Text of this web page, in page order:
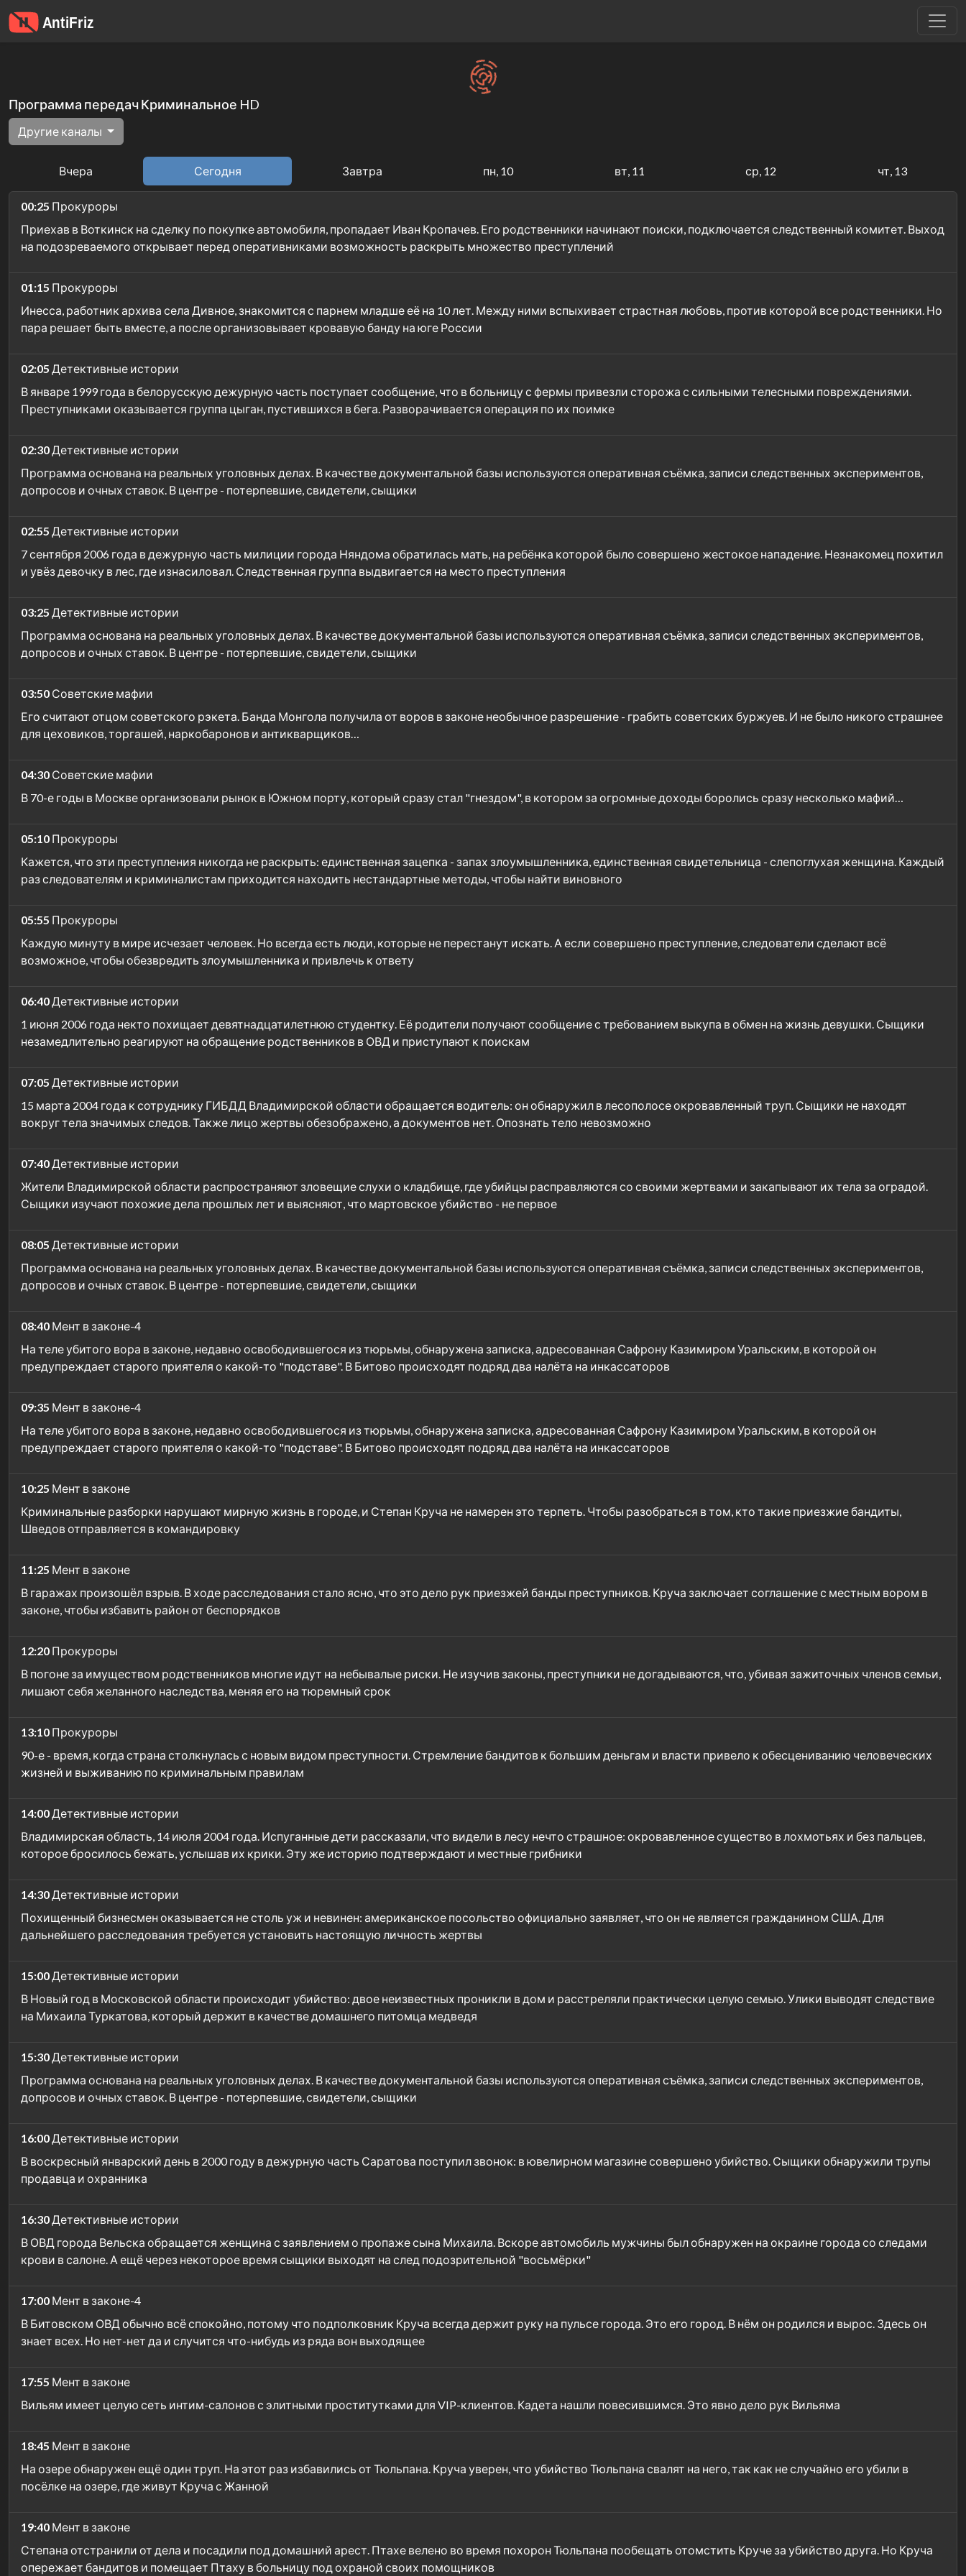
Программа передач Криминальное HD
Другие каналы
Вчера Сегодня Завтра пн, 10 вт, 11 ср, 12 чт, 13
00:25 Прокуроры
Приехав в Воткинск на сделку по покупке автомобиля, пропадает Иван Кропачев. Его родственники начинают поиски, подключается следственный комитет. Выход
на подозреваемого открывает перед оперативниками возможность раскрыть множество преступлений
01:15 Прокуроры
Инесса, работник архива села Дивное, знакомится с парнем младше её на 10 лет. Между ними вспыхивает страстная любовь, против которой все родственники. Но
пара решает быть вместе, а после организовывает кровавую банду на юге России
02:05 Детективные истории
В январе 1999 года в белорусскую дежурную часть поступает сообщение, что в больницу с фермы привезли сторожа с сильными телесными повреждениями.
Преступниками оказывается группа цыган, пустившихся в бега. Разворачивается операция по их поимке
02:30Детективные истории
Программа основана на реальных уголовных делах. В качестве документальной базы используются оперативная съёмка, записи следственных экспериментов,
допросов и очных ставок. В центре - потерпевшие, свидетели, сыщики
02:55 Детективные истории
7 сентября 2006 года в дежурную часть милиции города Няндома обратилась мать, на ребёнка которой было совершено жестокое нападение. Незнакомец похитил
и увёз девочку в лес, где изнасиловал. Следственная группа выдвигается на место преступления
03:25 Детективные истории
Программа основана на реальных уголовных делах. В качестве документальной базы используются оперативная съёмка, записи следственных экспериментов,
допросов и очных ставок. В центре - потерпевшие, свидетели, сыщики
03:50 Советские мафии
Его считают отцом советского рэкета. Банда Монгола получила от воров в законе необычное разрешение - грабить советских буржуев. И не было никого страшнее
для цеховиков, торгашей, наркобаронов и антикварщиков…
04:30 Советские мафии
В 70-е годы в Москве организовали рынок в Южном порту, который сразу стал "гнездом", в котором за огромные доходы боролись сразу несколько мафий…
05:10 Прокуроры
Кажется, что эти преступления никогда не раскрыть: единственная зацепка - запах злоумышленника, единственная свидетельница - слепоглухая женщина. Каждый
раз следователям и криминалистам приходится находить нестандартные методы, чтобы найти виновного
05:55 Прокуроры
Каждую минуту в мире исчезает человек. Но всегда есть люди, которые не перестанут искать. А если совершено преступление, следователи сделают всё
возможное, чтобы обезвредить злоумышленника и привлечь к ответу
06:40Детективные истории
1 июня 2006 года некто похищает девятнадцатилетнюю студентку. Её родители получают сообщение с требованием выкупа в обмен на жизнь девушки. Сыщики
незамедлительно реагируют на обращение родственников в ОВД и приступают к поискам
07:05 Детективные истории
15 марта 2004 года к сотруднику ГИБДД Владимирской области обращается водитель: он обнаружил в лесополосе окровавленный труп. Сыщики не находят
вокруг тела значимых следов. Также лицо жертвы обезображено, а документов нет. Опознать тело невозможно
07:40Детективные истории
Жители Владимирской области распространяют зловещие слухи о кладбище, где убийцы расправляются со своими жертвами и закапывают их тела за оградой.
Сыщики изучают похожие дела прошлых лет и выясняют, что мартовское убийство - не первое
08:05 Детективные истории
Программа основана на реальных уголовных делах. В качестве документальной базы используются оперативная съёмка, записи следственных экспериментов,
допросов и очных ставок. В центре - потерпевшие, свидетели, сыщики
08:40 Мент в законе-4
На теле убитого вора в законе, недавно освободившегося из тюрьмы, обнаружена записка, адресованная Сафрону Казимиром Уральским, в которой он
предупреждает старого приятеля о какой-то "подставе". В Битово происходят подряд два налёта на инкассаторов
09:35 Мент в законе-4
На теле убитого вора в законе, недавно освободившегося из тюрьмы, обнаружена записка, адресованная Сафрону Казимиром Уральским, в которой он
предупреждает старого приятеля о какой-то "подставе". В Битово происходят подряд два налёта на инкассаторов
10:25 Мент в законе
Криминальные разборки нарушают мирную жизнь в городе, и Степан Круча не намерен это терпеть. Чтобы разобраться в том, кто такие приезжие бандиты,
Шведов отправляется в командировку
11:25 Мент в законе
В гаражах произошёл взрыв. В ходе расследования стало ясно, что это дело рук приезжей банды преступников. Круча заключает соглашение с местным вором в
законе, чтобы избавить район от беспорядков
12:20 Прокуроры
В погоне за имуществом родственников многие идут на небывалые риски. Не изучив законы, преступники не догадываются, что, убивая зажиточных членов семьи,
лишают себя желанного наследства, меняя его на тюремный срок
13:10 Прокуроры
90-е - время, когда страна столкнулась с новым видом преступности. Стремление бандитов к большим деньгам и власти привело к обесцениванию человеческих
жизней и выживанию по криминальным правилам
14:00Детективные истории
Владимирская область, 14 июля 2004 года. Испуганные дети рассказали, что видели в лесу нечто страшное: окровавленное существо в лохмотьях и без пальцев,
которое бросилось бежать, услышав их крики. Эту же историю подтверждают и местные грибники
14:30Детективные истории
Похищенный бизнесмен оказывается не столь уж и невинен: американское посольство официально заявляет, что он не является гражданином США. Для
дальнейшего расследования требуется установить настоящую личность жертвы
15:00Детективные истории
В Новый год в Московской области происходит убийство: двое неизвестных проникли в дом и расстреляли практически целую семью. Улики выводят следствие
на Михаила Туркатова, который держит в качестве домашнего питомца медведя
15:30Детективные истории
Программа основана на реальных уголовных делах. В качестве документальной базы используются оперативная съёмка, записи следственных экспериментов,
допросов и очных ставок. В центре - потерпевшие, свидетели, сыщики
16:00Детективные истории
В воскресный январский день в 2000 году в дежурную часть Саратова поступил звонок: в ювелирном магазине совершено убийство. Сыщики обнаружили трупы
продавца и охранника
16:30Детективные истории
В ОВД города Вельска обращается женщина с заявлением о пропаже сына Михаила. Вскоре автомобиль мужчины был обнаружен на окраине города со следами
крови в салоне. А ещё через некоторое время сыщики выходят на след подозрительной "восьмёрки"
17:00 Мент в законе-4
В Битовском ОВД обычно всё спокойно, потому что подполковник Круча всегда держит руку на пульсе города. Это его город. В нём он родился и вырос. Здесь он
знает всех. Но нет-нет да и случится что-нибудь из ряда вон выходящее
17:55 Мент в законе
Вильям имеет целую сеть интим-салонов с элитными проститутками для VIP-клиентов. Кадета нашли повесившимся. Это явно дело рук Вильяма
18:45 Мент в законе
На озере обнаружен ещё один труп. На этот раз избавились от Тюльпана. Круча уверен, что убийство Тюльпана свалят на него, так как не случайно его убили в
посёлке на озере, где живут Круча с Жанной
19:40 Мент в законе
Степана отстранили от дела и посадили под домашний арест. Птахе велено во время похорон Тюльпана пообещать отомстить Круче за убийство друга. Но Круча
опережает бандитов и помещает Птаху в больницу под охраной своих помощников